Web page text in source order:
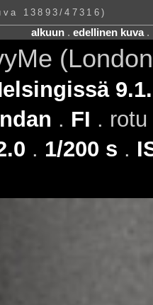
13893/47316)
alkuun. edellinen kuva.
. FI . rotu
. 1/200 s .